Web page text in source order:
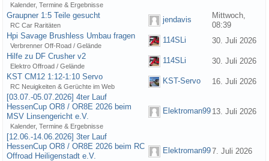
Kalender, Termine & Ergebnisse
Graupner 1:5 Teile gesucht
RC Car Raritäten
jendavis
Mittwoch,
08:39
Hpi Savage Brushless Umbau fragen
Verbrenner Off-Road / Gelände
114SLi
30. Juli 2026
Hilfe zu DF Crusher v2
Elektro Offroad / Gelände
114SLi
30. Juli 2026
KST CM12 1:12-1:10 Servo
RC Neuigkeiten & Gerüchte im Web
KST-Servo
16. Juli 2026
[03.07.-05.07.2026] 4ter Lauf
HessenCup OR8 / OR8E 2026 beim
MSV Linsengericht e.V.
Kalender, Termine & Ergebnisse
Elektroman99 13. Juli 2026
[12.06.-14.06.2026] 3ter Lauf
HessenCup OR8 / OR8E 2026 beim RC
Offroad Heiligenstadt e.V.
Elektroman997. Juli 2026